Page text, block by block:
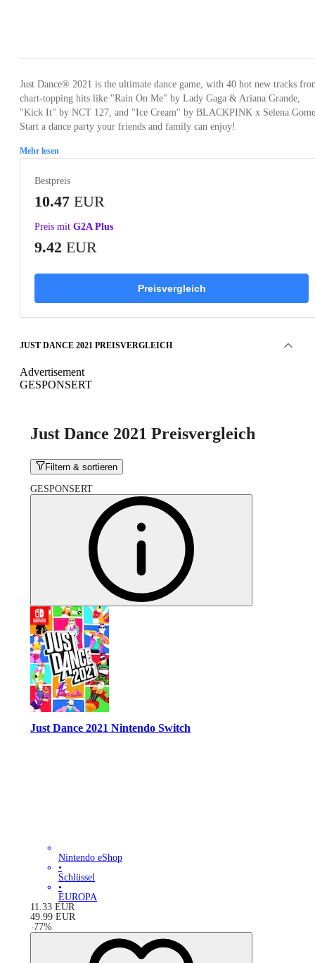
Just Dance® 2021 is the ultimate dance game, with 40 hot new tracks
chart-topping hits like "Rain On Me" by Lady Gaga & Ariana Grande,
"Kick It" by NCT 127, and "Ice Cream" by BLACKPINK x Selena
Start a dance party your friends and family can enjoy!
Mehr lesen
Bestpreis
10.47 EUR
Preis mit G2A Plus
9.42 EUR
Preisvergleich
JUST DANCE 2021 PREISVERGLEICH
Advertisement
GESPONSERT
Just Dance 2021 Preisvergleich
Filtern & sortieren
GESPONSERT
Just Dance 2021 Nintendo Switch
Nintendo eShop
•
Schlüssel
•
EUROPA
11.33 EUR
49.99 EUR
-77%